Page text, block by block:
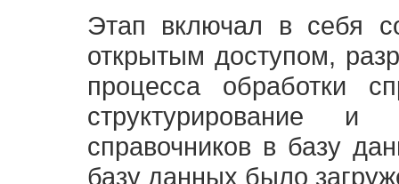
Этап включал в себя
открытым доступом,
процесса обработки
структурирование и
справочников в базу
базу данных было